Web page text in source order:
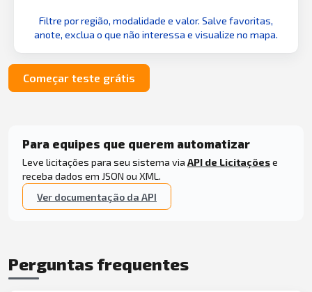
Filtre por região, modalidade e valor. Salve favoritas,
anote, exclua o que não interessa e visualize no mapa.
Começar teste grátis
Para equipes que querem automatizar
Leve licitações para seu sistema via API de Licitaçõese
receba dados em JSON ou XML.
Ver documentação da API
Perguntas frequentes